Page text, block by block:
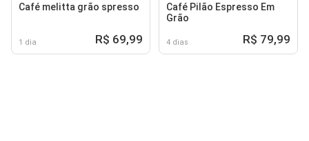
Café melitta grão spresso
1 dia R$ 69,99
Café Pilão Espresso Em
Grão
4 dias R$ 79,99